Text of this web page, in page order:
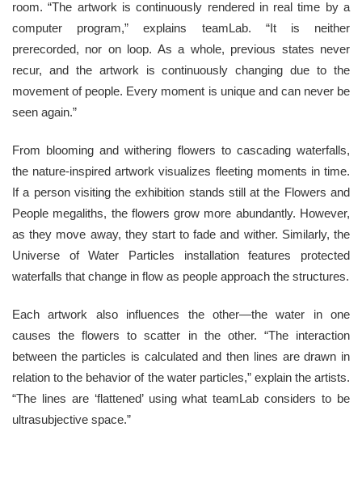
room. “The artwork is continuously rendered in real time by a
computer program,” explains teamLab. “It is neither
prerecorded, nor on loop. As a whole, previous states never
recur, and the artwork is continuously changing due to the
movement of people. Every moment is unique and can never be
seen again.”
From blooming and withering flowers to cascading waterfalls,
the nature-inspired artwork visualizes fleeting moments in time.
If a person visiting the exhibition stands still at the Flowers and
People megaliths, the flowers grow more abundantly. However,
as they move away, they start to fade and wither. Similarly, the
Universe of Water Particles installation features protected
waterfalls that change in flow as people approach the structures.
Each artwork also influences the other—the water in one
causes the flowers to scatter in the other. “The interaction
between the particles is calculated and then lines are drawn in
relation to the behavior of the water particles,” explain the artists.
“The lines are ‘flattened’ using what teamLab considers to be
ultrasubjective space.”